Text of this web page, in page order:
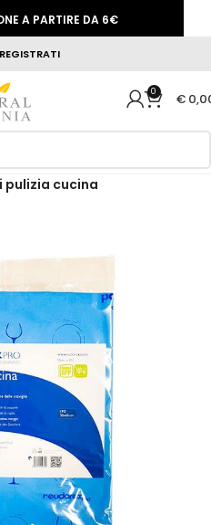
0 €
pulizia cucina
A PARTIRE DA 6€